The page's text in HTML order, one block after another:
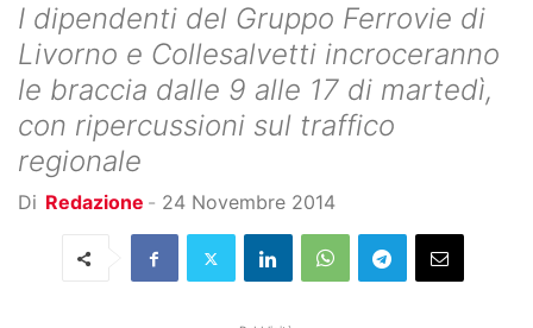
I dipendenti del Gruppo Ferrovie di
Livorno e Collesalvetti incroceranno
le braccia dalle 9 alle 17 di martedì,
con ripercussioni sul traffico
regionale
Di Redazione - 24 Novembre 2014